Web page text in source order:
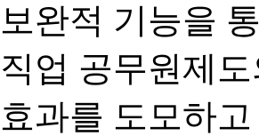
보완적 기능을
직업 공무원제
효과를 도모하